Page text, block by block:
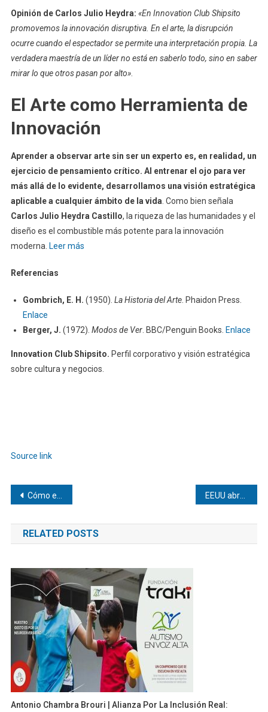
Opinión de Carlos Julio Heydra: «En Innovation Club Shipsito
promovemos la innovación disruptiva. En el arte, la disrupción
ocurre cuando el espectador se permite una interpretación propia. La
verdadera maestría de un líder no está en saberlo todo, sino en saber
mirar lo que otros pasan por alto».
El Arte como Herramienta de
Innovación
Aprender a observar arte sin ser un experto es, en realidad, un
ejercicio de pensamiento crítico. Al entrenar el ojo para ver
más allá de lo evidente, desarrollamos una visión estratégica
aplicable a cualquier ámbito de la vida . Como bien señala
Carlos Julio Heydra Castillo, la riqueza de las humanidades y el
diseño es el combustible más potente para la innovación
moderna. Leer más
Referencias
Gombrich, E. H. (1950). La Historia del Arte. Phaidon Press.
Enlace
Berger, J. (1972). Modos de Ver. BBC/Penguin Books. Enlace
Innovation Club Shipsito. Perfil corporativo y visión estratégica
sobre cultura y negocios.
Source link
Navegación
de
entradas
Cómo elegir personal especializado para operaciones petroleras
RELATED POSTS
Antonio Chambra Brouri | Alianza Por La Inclusión Real: